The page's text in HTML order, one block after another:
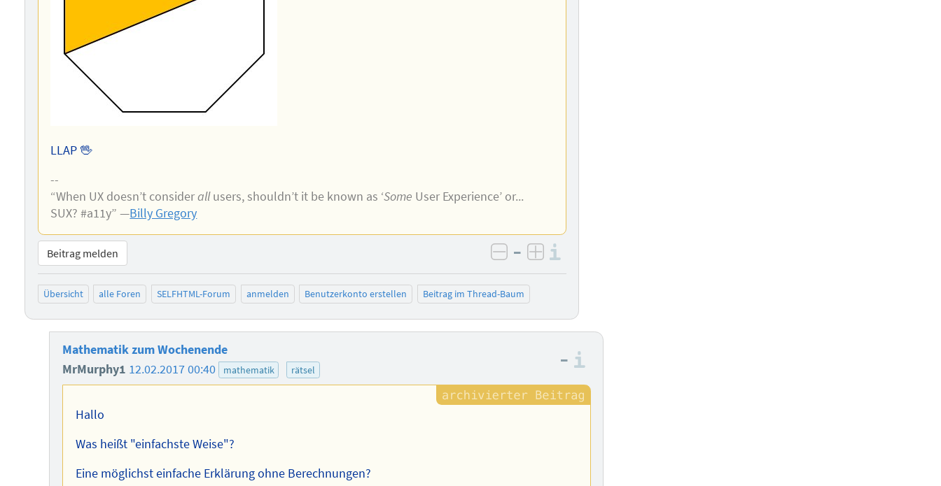
LLAP 🖖
--
“When UX doesn’t considerallusers, shouldn’t it be known as ‘Some User Experience’ or...
SUX? #a11y” —Billy Gregory
Beitrag melden negativ bewerten
– positiv bewerten
Übersicht alle Foren SELFHTML-Forum anmelden Benutzerkonto erstellen Beitrag im Thread-Baum
Mathematik zum Wochenende
MrMurphy1 12.02.2017 00:40 mathematik rätsel –
Hallo
Was heißt "einfachste Weise"?
Eine möglichst einfache Erklärung ohne Berechnungen?